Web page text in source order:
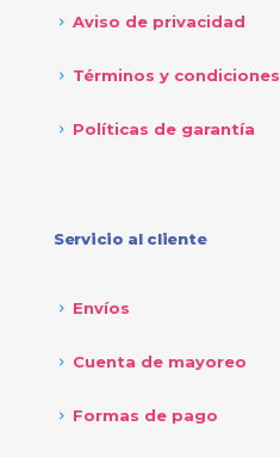
Aviso de privacidad
Términos y condiciones
Políticas de garantía
Servicio al cliente
Envíos
Cuenta de mayoreo
Formas de pago